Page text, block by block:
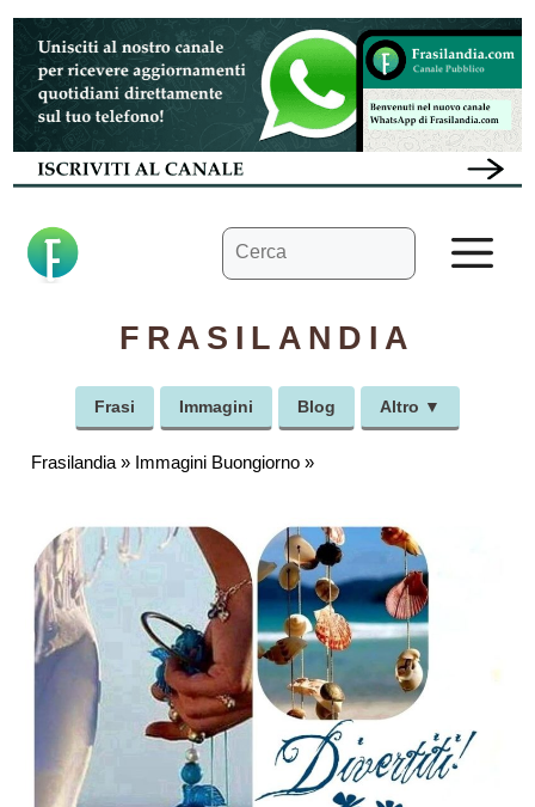
Vai
contenuto
Ricerca
per:
FRASILANDIA
Frasi Immagini Blog Altro ▼
Frasilandia » Immagini Buongiorno »